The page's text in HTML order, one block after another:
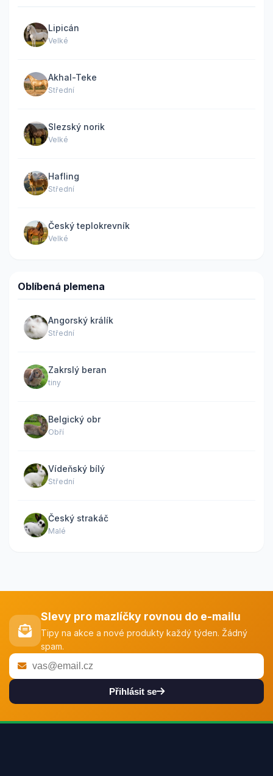
Lipicán
Velké
Akhal-Teke
Střední
Slezský norik
Velké
Hafling
Střední
Český teplokrevník
Velké
Oblíbená plemena
Angorský králík
Střední
Zakrslý beran
tiny
Belgický obr
Obří
Vídeňský bílý
Střední
Český strakáč
Malé
Slevy pro mazlíčky rovnou do e-mailu
Tipy na akce a nové produkty každý týden. Žádný
spam.
Přihlásit se